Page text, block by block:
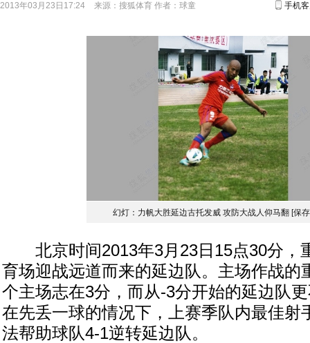
2013年03月23日17:24 来源： 搜狐体育 作者：球童 手机
幻灯：力帆大胜延边古托发威 攻防大战人仰马翻 [保
北京时间2013年3月23日15点30分，
育场迎战远道而来的延边队。主场作战的
个主场志在3分，而从-3分开始的延边队
在先丢一球的情况下，上赛季队内最佳射
法帮助球队4-1逆转延边队。